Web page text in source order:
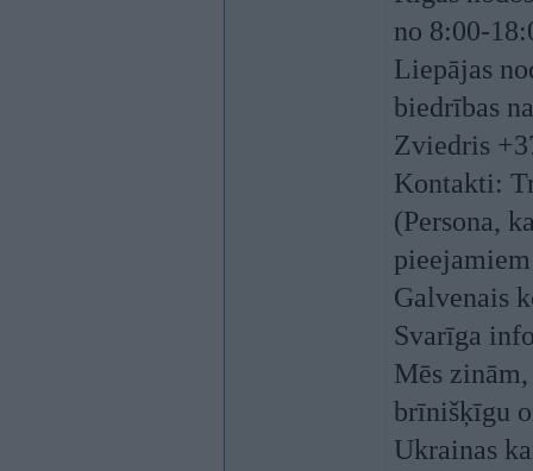
no 8:00-
Liepājas
biedrības
Zviedris
Kontakti:
(Persona,
Galvenais
Svarīga
Mēs
brīnišķīgu
Ukrainas